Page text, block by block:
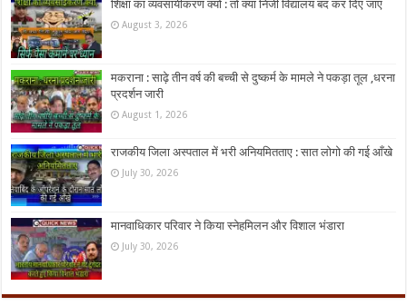
शिक्षा का व्यवसायीकरण क्यों : तो क्या निजी विद्यालय बंद कर दिए जाए
August 3, 2026
मकराना : साढ़े तीन वर्ष की बच्ची से दुष्कर्म के मामले ने पकड़ा तूल ,धरना
प्रदर्शन जारी
August 1, 2026
राजकीय जिला अस्पताल में भरी अनियमितताए : सात लोगो की गई आँखे
July 30, 2026
मानवाधिकार परिवार ने किया स्नेहमिलन और विशाल भंडारा
July 30, 2026